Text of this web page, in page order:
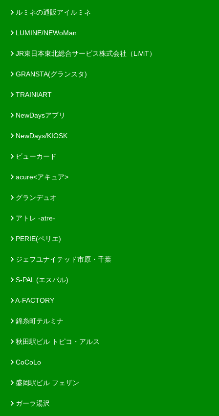
ルミネの通販アイルミネ
LUMINE/NEWoMan
JR東日本東北総合サービス株式会社（LiViT）
GRANSTA(グランスタ)
TRAINIART
NewDaysアプリ
NewDays/KIOSK
ビューカード
acure<アキュア>
グランデュオ
アトレ -atre-
PERIE(ペリエ)
ジェフユナイテッド市原・千葉
S-PAL (エスパル)
A-FACTORY
錦糸町テルミナ
秋田駅ビル トピコ・アルス
CoCoLo
盛岡駅ビル フェザン
ガーラ湯沢